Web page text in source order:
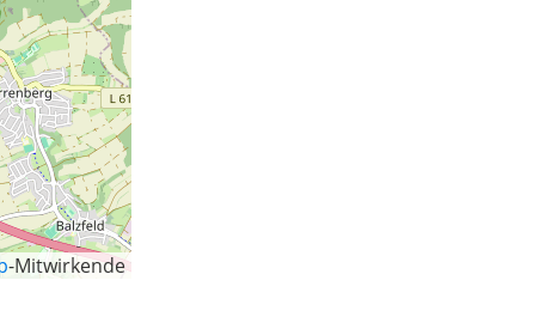
-Mitwirkende